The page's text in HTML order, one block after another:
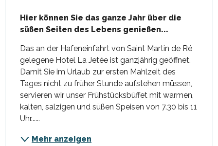
Hier können Sie das ganze Jahr über die
süßen Seiten des Lebens genießen...
Das an der Hafeneinfahrt von Saint Martin de Ré
gelegene Hotel La Jetée ist ganzjährig geöffnet.
Damit Sie im Urlaub zur ersten Mahlzeit des
Tages nicht zu früher Stunde aufstehen müssen,
servieren wir unser Frühstücksbüffet mit warmen,
kalten, salzigen und süßen Speisen von 7.30 bis 11
Uhr......
Mehr anzeigen